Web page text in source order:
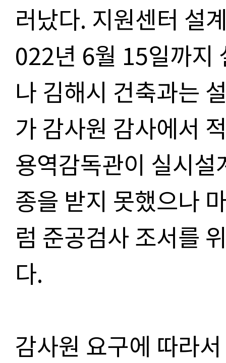
러났다. 지원센터 설
022년 6월 15일까지
나 김해시 건축과는
가 감사원 감사에서
용역감독관이 실시
종을 받지 못했으나
럼 준공검사 조서를
다.
감사원 요구에 따라